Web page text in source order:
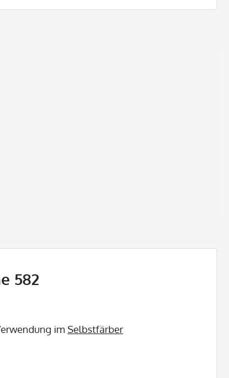
582
imSelbstfärber